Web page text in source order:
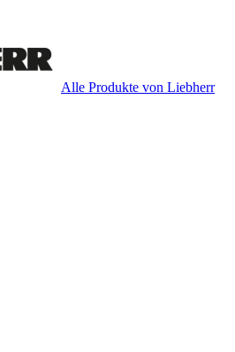
Alle Produkte von Liebherr